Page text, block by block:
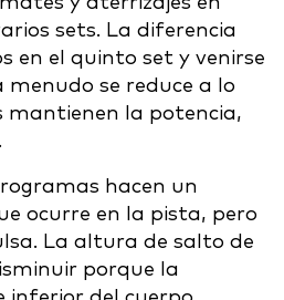
sets. La diferencia
en el quinto set y venirse
menudo se reduce a lo
mantienen la potencia,
hacen un
ocurre en la pista, pero
La altura de salto de
porque la